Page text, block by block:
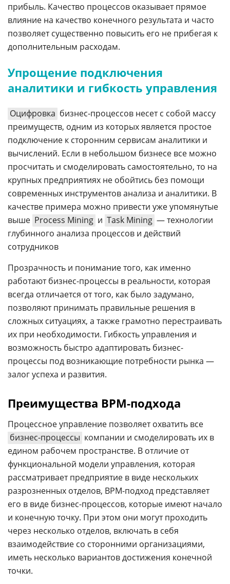
прибыль. Качество процессов оказывает прямое
влияние на качество конечного результата и часто
позволяет существенно повысить его не прибегая к
дополнительным расходам.
Упрощение подключения
аналитики и гибкость управления
Оцифровка бизнес-процессов несет с собой массу
преимуществ, одним из которых является простое
подключение к сторонним сервисам аналитики и
вычислений. Если в небольшом бизнесе все можно
просчитать и смоделировать самостоятельно, то на
крупных предприятиях не обойтись без помощи
современных инструментов анализа и аналитики. В
качестве примера можно привести уже упомянутые
выше Process Mining и Task Mining — технологии
глубинного анализа процессов и действий
сотрудников
Прозрачность и понимание того, как именно
работают бизнес-процессы в реальности, которая
всегда отличается от того, как было задумано,
позволяют принимать правильные решения в
сложных ситуациях, а также грамотно перестраивать
их при необходимости. Гибкость управления и
возможность быстро адаптировать бизнес-
процессы под возникающие потребности рынка —
залог успеха и развития.
Преимущества BPM-подхода
Процессное управление позволяет охватить все
бизнес-процессы компании и смоделировать их в
едином рабочем пространстве. В отличие от
функциональной модели управления, которая
рассматривает предприятие в виде нескольких
разрозненных отделов, BPM-подход представляет
его в виде бизнес-процессов, которые имеют начало
и конечную точку. При этом они могут проходить
через несколько отделов, включать в себя
взаимодействие со сторонними организациями,
иметь несколько вариантов достижения конечной
точки.